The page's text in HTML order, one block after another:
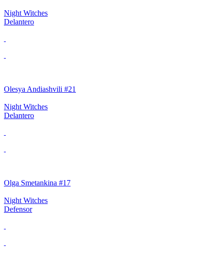
Night Witches
Delantero
Olesya Andiashvili #21
Night Witches
Delantero
Olga Smetankina #17
Night Witches
Defensor